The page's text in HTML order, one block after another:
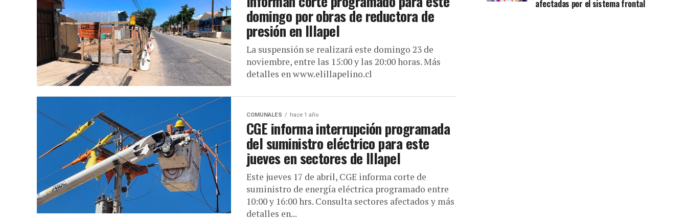
domingo por obras de reductora de
presión en Illapel
La suspensión se realizará este domingo 23 de
noviembre, entre las 15:00 y las 20:00 horas. Más
detalles en www.elillapelino.cl
COMUNALES hace 1 año
CGE informa interrupción programada
del suministro eléctrico para este
jueves en sectores de Illapel
Este jueves 17 de abril, CGE informa corte de
suministro de energía eléctrica programado entre
10:00 y 16:00 hrs. Consulta sectores afectados y más
detalles en...
afectadas por el sistema frontal